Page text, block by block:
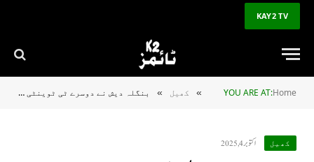
KAY2 TV
YOU ARE AT:Home
» کھیل » بنگلہ دیش نے دوسرے ٹی ٹوینٹی میچ میں افغانستان کو 2 وکٹ سے ہرادیا
کھیل اکتوبر 4, 2025